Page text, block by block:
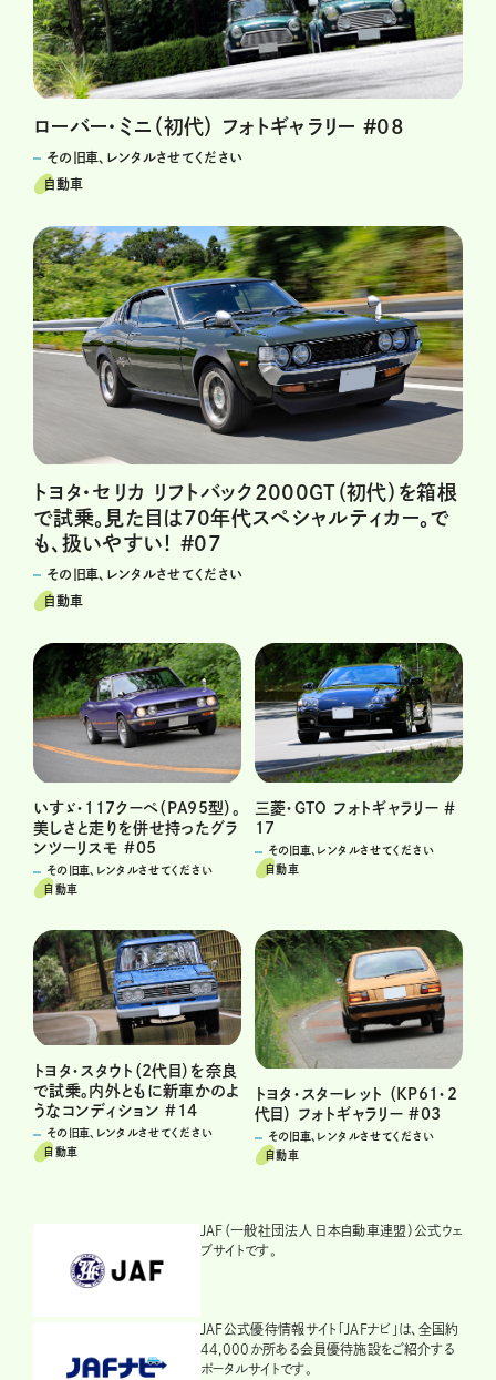
ローバー・ミニ（初代） フォトギャラリー #08
その旧車、レンタルさせてください
自動車
トヨタ・セリカ リフトバック2000GT（初代）を箱根
で試乗。見た目は70年代スペシャルティカー。で
も、扱いやすい！ #07
その旧車、レンタルさせてください
自動車
いすゞ・117クーペ（PA95型）。
美しさと走りを併せ持ったグラ
ンツーリスモ #05
その旧車、レンタルさせてください
自動車
三菱・GTO フォトギャラリー ＃
17
その旧車、レンタルさせてください
自動車
トヨタ・スタウト（2代目）を奈良
で試乗。内外ともに新車かのよ
うなコンディション #14
その旧車、レンタルさせてください
自動車
トヨタ・スターレット （KP61・2
代目） フォトギャラリー #03
その旧車、レンタルさせてください
自動車
JAF（一般社団法人 日本自動車連盟）公式ウェ
ブサイトです。
JAF公式優待情報サイト「JAFナビ」は、全国約
44,000か所ある会員優待施設をご紹介する
ポータルサイトです。